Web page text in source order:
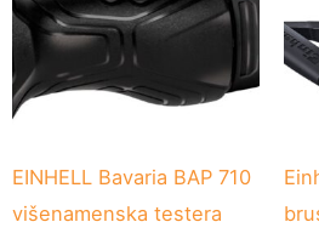
EINHELL Bavaria BAP 710
višenamenska testera